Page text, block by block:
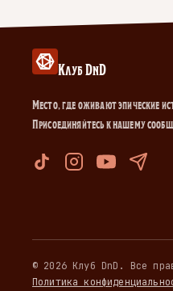
Клуб DnD
Место, где оживают эпические
Присоединяйтесь к нашему
© 2026 Клуб DnD. Все
Политика